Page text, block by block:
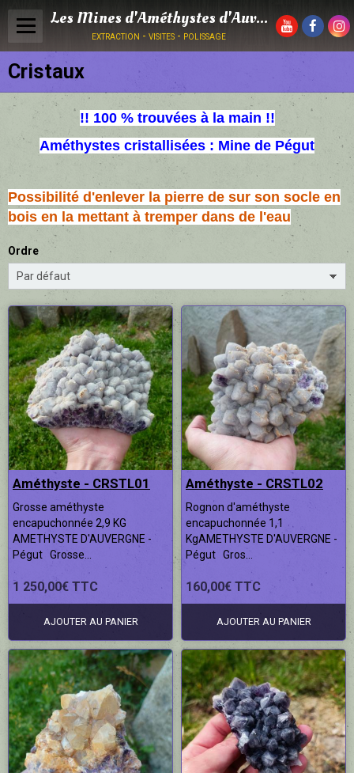
Les Mines d'Améthystes d'Auvergne
extraction - visites - polissage
Panier
Votre compte
⭐ BOUTIQUE ⭐
⚒ VISITE MINE / ACTIVITÉS ⚒
DÉCOUVRIR LA MINE ℹ
GÉOLOGIE MINE DE PÉGUT ℹ
DIVERS ℹ
Boutique sur RDV
Livre d'or ❤
Contact ✔
Cristaux
!! 100 % trouvées à la main !!
Améthystes cristallisées : Mine de Pégut
Possibilité d'enlever la pierre de sur son socle en
bois en la mettant à tremper dans de l'eau
Ordre
Améthyste - CRSTL01
Grosse améthyste
encapuchonnée 2,9 KG
AMETHYSTE D'AUVERGNE -
Pégut Grosse...
1 250,00€ TTC
AJOUTER AU PANIER
Améthyste - CRSTL02
Rognon d'améthyste
encapuchonnée 1,1
KgAMETHYSTE D'AUVERGNE -
Pégut Gros...
160,00€ TTC
AJOUTER AU PANIER